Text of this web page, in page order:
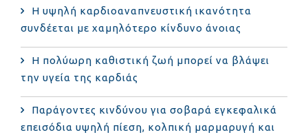
Η υψηλή καρδιοαναπνευστική ικανότητα
συνδέεται με χαμηλότερο κίνδυνο άνοιας
Η πολύωρη καθιστική ζωή μπορεί να βλάψει
την υγεία της καρδιάς
Παράγοντες κινδύνου για σοβαρά εγκεφαλικά
επεισόδια υψηλή πίεση, κολπική μαρμαρυγή και